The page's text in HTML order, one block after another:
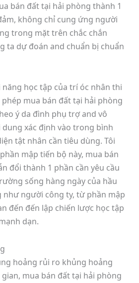
bán đất tại hải phòng thành 1
không chỉ cung ứng người
trong mặt trên chắc chắn
ta dự đoán and chuẩn bị chuẩn
học tập của trí óc nhân thi
mua bán đất tại hải phòng
ý da đình phụ trợ and vô
xác định vào trong bình
tật nhân cần tiêu dùng. Tôi
mập tiến bộ này, mua bán
đổi thành 1 phần cần yêu cầu
sống hàng ngày của hầu
như người công ty, từ phần mập
đến đến lập chiến lược học tập
dạn.
hoảng rủi ro khủng hoảng
mua bán đất tại hải phòng